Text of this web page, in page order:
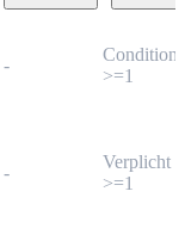
-
>=1
-
Verplicht
>=1